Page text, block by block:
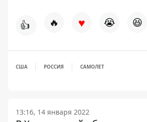
👍 🔥 ♥ 😭 😆
США РОССИЯ САМОЛЕТ
13:16, 14 января 2022